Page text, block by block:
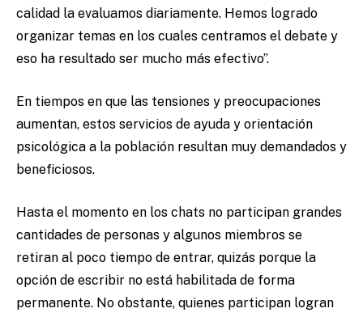
calidad la evaluamos diariamente. Hemos logrado
organizar temas en los cuales centramos el debate y
eso ha resultado ser mucho más efectivo”.
En tiempos en que las tensiones y preocupaciones
aumentan, estos servicios de ayuda y orientación
psicológica a la población resultan muy demandados y
beneficiosos.
Hasta el momento en los chats no participan grandes
cantidades de personas y algunos miembros se
retiran al poco tiempo de entrar, quizás porque la
opción de escribir no está habilitada de forma
permanente. No obstante, quienes participan logran